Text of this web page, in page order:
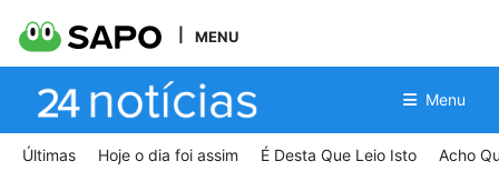
MENU
Menu
Últimas Hoje o dia foi assim É Desta Que Leio Isto Acho